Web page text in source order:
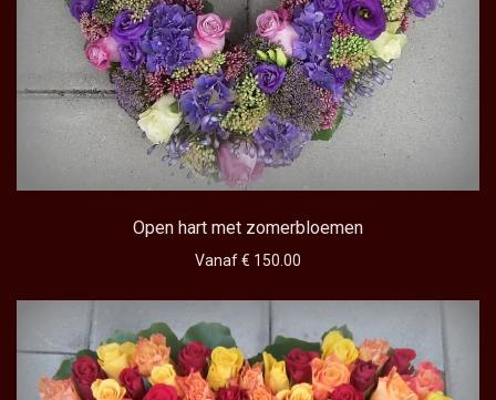
Open hart met zomerbloemen
Vanaf € 150.00